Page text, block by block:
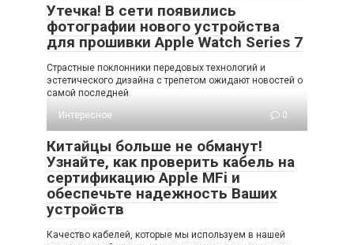
Утечка! В сети появились
фотографии нового устройства
для прошивки Apple Watch Series 7
Страстные поклонники передовых технологий и
эстетического дизайна с трепетом ожидают новостей о
самой последней
Интересное
0
Китайцы больше не обманут!
Узнайте, как проверить кабель на
сертификацию Apple MFi и
обеспечьте надежность Ваших
устройств
Качество кабелей, которые мы используем в нашей